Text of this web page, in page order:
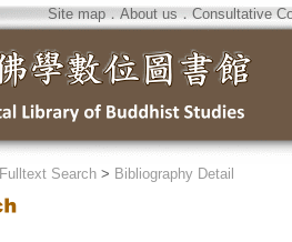
Site map．About us ． Consultative
Fulltext Search > Bibliography Detail